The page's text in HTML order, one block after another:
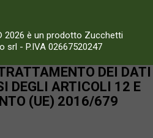
2026 è un prodotto Zucchetti
srl - P.IVA 02667520247
DEI DATI
DEGLI ARTICOLI 12 E
(UE) 2016/679